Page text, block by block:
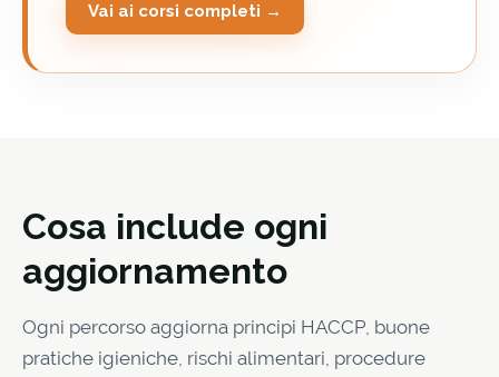
Vai ai corsi completi →
Cosa include ogni
aggiornamento
Ogni percorso aggiorna principi HACCP, buone
pratiche igieniche, rischi alimentari, procedure